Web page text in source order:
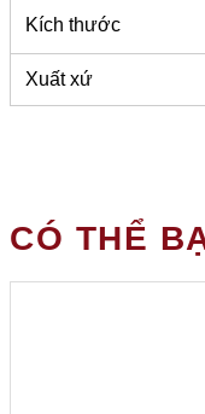
Kích thước
Xuất xứ
CÓ THỂ